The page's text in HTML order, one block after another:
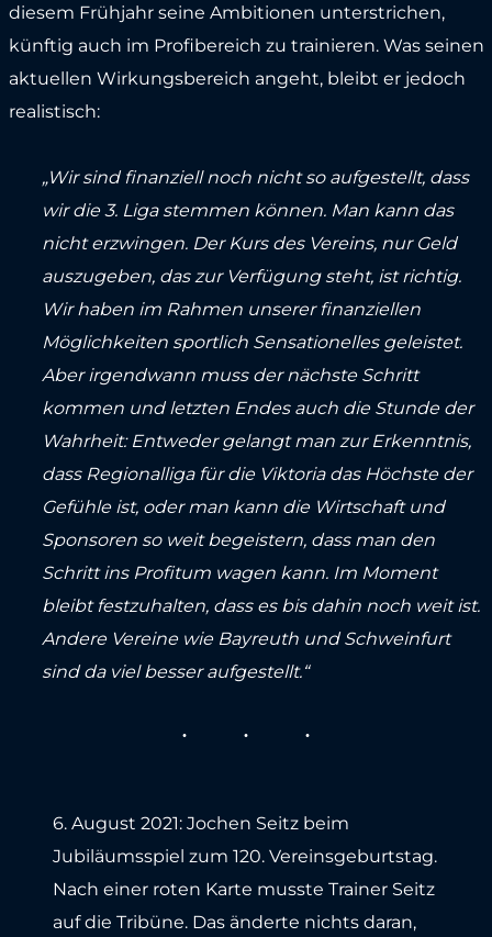
diesem Frühjahr seine Ambitionen unterstrichen,
künftig auch im Profibereich zu trainieren. Was seinen
aktuellen Wirkungsbereich angeht, bleibt er jedoch
realistisch:
„Wir sind finanziell noch nicht so aufgestellt, dass
wir die 3. Liga stemmen können. Man kann das
nicht erzwingen. Der Kurs des Vereins, nur Geld
auszugeben, das zur Verfügung steht, ist richtig.
Wir haben im Rahmen unserer finanziellen
Möglichkeiten sportlich Sensationelles geleistet.
Aber irgendwann muss der nächste Schritt
kommen und letzten Endes auch die Stunde der
Wahrheit: Entweder gelangt man zur Erkenntnis,
dass Regionalliga für die Viktoria das Höchste der
Gefühle ist, oder man kann die Wirtschaft und
Sponsoren so weit begeistern, dass man den
Schritt ins Profitum wagen kann. Im Moment
bleibt festzuhalten, dass es bis dahin noch weit ist.
Andere Vereine wie Bayreuth und Schweinfurt
sind da viel besser aufgestellt.“
6. August 2021: Jochen Seitz beim
Jubiläumsspiel zum 120. Vereinsgeburtstag.
Nach einer roten Karte musste Trainer Seitz
auf die Tribüne. Das änderte nichts daran,